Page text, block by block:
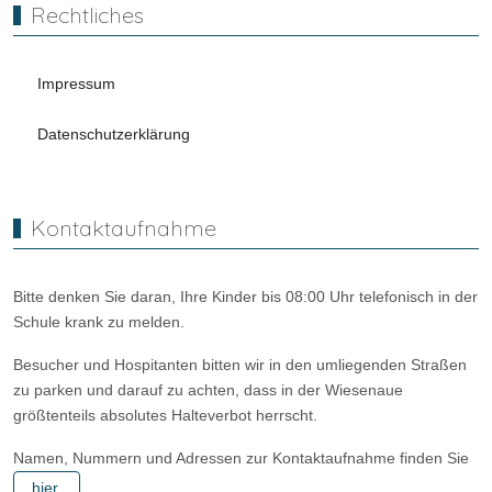
Rechtliches
Impressum
Datenschutzerklärung
Kontaktaufnahme
Bitte denken Sie daran, Ihre Kinder bis 08:00 Uhr telefonisch in der
Schule krank zu melden.
Besucher und Hospitanten bitten wir in den umliegenden Straßen
zu parken und darauf zu achten, dass in der Wiesenaue
größtenteils absolutes Halteverbot herrscht.
Namen, Nummern und Adressen zur Kontaktaufnahme finden Sie
hier.